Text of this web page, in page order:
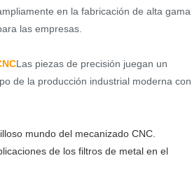
en la fabricación de alta gama
las empresas.
Las piezas de precisión juegan un
de la producción industrial moderna con
mundo del mecanizado CNC.
de los filtros de metal en el